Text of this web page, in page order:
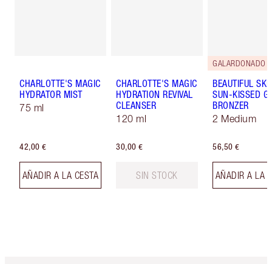
CHARLOTTE'S MAGIC
HYDRATOR MIST
75 ml
42,00 €
AÑADIR A LA CESTA
CHARLOTTE'S MAGIC
HYDRATION REVIVAL
CLEANSER
120 ml
30,00 €
SIN STOCK
GALARDONADO
BEAUTIFUL
SUN-KISSED
BRONZER
2 Medium
56,50 €
AÑADIR A LA